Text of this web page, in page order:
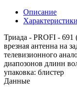
Описание
Характеристики
Триада - PROFI -
врезная антенна на
телевизионного
диапозонов длинн
упаковка: блистер
Данные